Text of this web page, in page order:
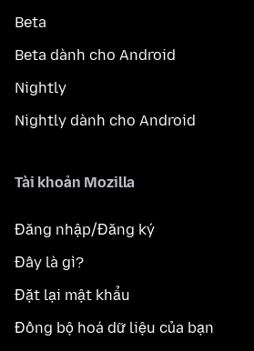
Beta
Beta dành cho Android
Nightly
Nightly dành cho Android
Tài khoản Mozilla
Đăng nhập/Đăng ký
Đây là gì?
Đặt lại mật khẩu
Đồng bộ hoá dữ liệu của bạn